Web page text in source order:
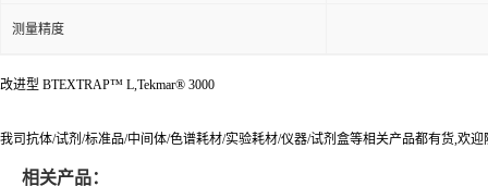
测量精度
改进型 BTEXTRAP™ L,Tekmar® 3000
我司抗体/试剂/标准品/中间体/色谱耗材/实验耗材/仪器/试剂盒等相关产品都有货,欢
相关产品：